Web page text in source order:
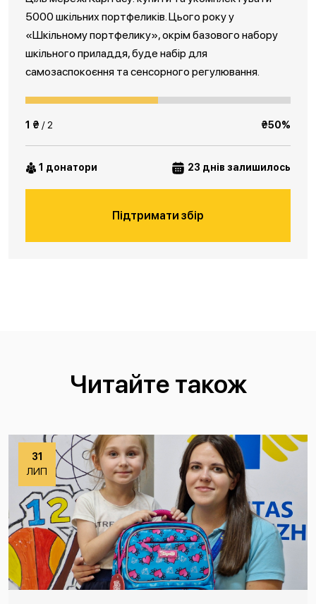
5000 шкільних портфеликів. Цього року у
«Шкільному портфелику», окрім базового набору
шкільного приладдя, буде набір для
самозаспокоєння та сенсорного регулювання.
1 ₴ / 2 ₴50%
1 донатори 23 днів залишилось
Підтримати збір
Читайте також
31
ЛИП